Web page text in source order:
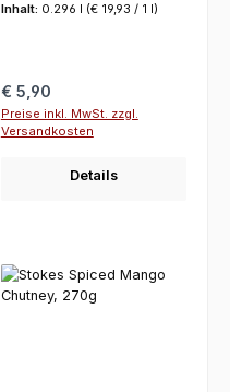
Inhalt: 0.296 l (€ 19,93 / 1 l)
Regulärer Preis:
€ 5,90
Preise inkl. MwSt. zzgl.
Versandkosten
Details